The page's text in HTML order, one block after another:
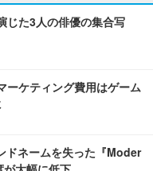
じた3人の俳優の集合写
ーケティング費用はゲーム
ネームを失った『Moder
大幅に低下